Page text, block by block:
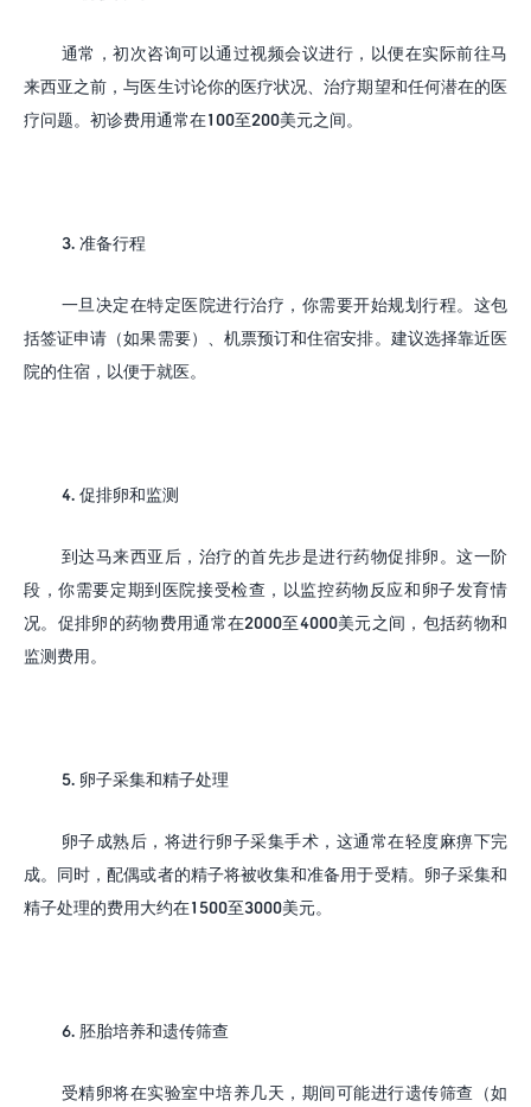
通常，初次咨询可以通过视频会议进行，以便在实际前往马
来西亚之前，与医生讨论你的医疗状况、治疗期望和任何潜在的医
疗问题。初诊费用通常在100至200美元之间。
3. 准备行程
一旦决定在特定医院进行治疗，你需要开始规划行程。这包
括签证申请（如果需要）、机票预订和住宿安排。建议选择靠近医
院的住宿，以便于就医。
4. 促排卵和监测
到达马来西亚后，治疗的首先步是进行药物促排卵。这一阶
段，你需要定期到医院接受检查，以监控药物反应和卵子发育情
况。促排卵的药物费用通常在2000至4000美元之间，包括药物和
监测费用。
5. 卵子采集和精子处理
卵子成熟后，将进行卵子采集手术，这通常在轻度麻痹下完
成。同时，配偶或者的精子将被收集和准备用于受精。卵子采集和
精子处理的费用大约在1500至3000美元。
6. 胚胎培养和遗传筛查
受精卵将在实验室中培养几天，期间可能进行遗传筛查（如